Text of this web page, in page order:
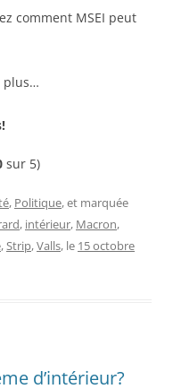
comment MSEI peut
plus…
sur 5)
, Politique, et marquée
, intérieur, Macron,
,Strip,Valls, le 15 octobre
d’intérieur?